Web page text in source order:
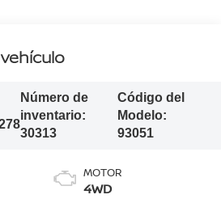
Número de
inventario:
30313
Código del
Modelo:
93051
MOTOR
4WD